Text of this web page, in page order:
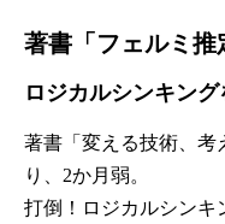
著書「フェルミ推
ロジカルシンキン
著書「変える技術、考
り、2か月弱。
打倒！ロジカルシンキ